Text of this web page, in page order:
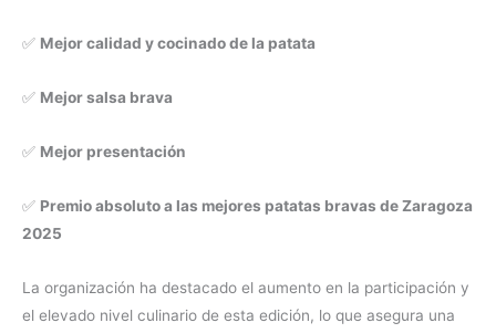
✅ Mejor calidad y cocinado de la patata
✅ Mejor salsa brava
✅ Mejor presentación
✅ Premio absoluto a las mejores patatas bravas de Zaragoza
2025
La organización ha destacado el aumento en la participación y
el elevado nivel culinario de esta edición, lo que asegura una